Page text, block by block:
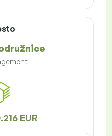
EUR